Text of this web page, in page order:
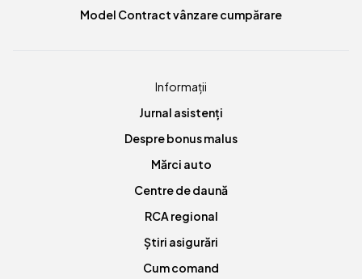
Model Contract vânzare cumpărare
Informații
Jurnal asistenți
Despre bonus malus
Mărci auto
Centre de daună
RCA regional
Știri asigurări
Cum comand